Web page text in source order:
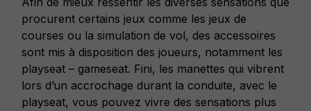
procurent certains jeux comme les jeux de
courses ou la simulation de vol, des accessoires
sont mis à disposition des joueurs, notamment les
playseat – gameseat. Fini, les manettes qui vibrent
lors d’un accrochage durant la conduite, avec le
playseat, vous pouvez vivre des sensations plus